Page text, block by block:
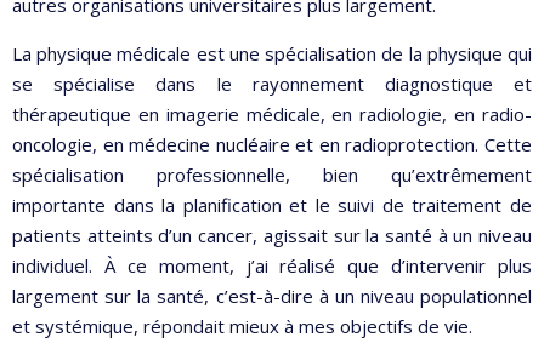
La physique médicale est une spécialisation de la physique qui
se spécialise dans le rayonnement diagnostique et
thérapeutique en imagerie médicale, en radiologie, en radio-
oncologie, en médecine nucléaire et en radioprotection. Cette
spécialisation professionnelle, bien qu’extrêmement
importante dans la planification et le suivi de traitement de
patients atteints d’un cancer, agissait sur la santé à un niveau
individuel. À ce moment, j’ai réalisé que d’intervenir plus
largement sur la santé, c’est-à-dire à un niveau populationnel
et systémique, répondait mieux à mes objectifs de vie.